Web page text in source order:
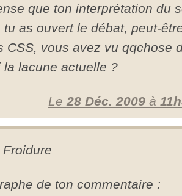
que ton interprétation du
tu as ouvert le débat, peut-
CSS, vous avez vu qqchose
la lacune actuelle ?
Le 28 Déc. 2009 à
de ton commentaire :